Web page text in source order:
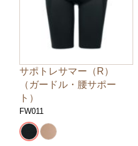
サポトレサマー（R）
（ガードル・腰サポー
ト）
FW011